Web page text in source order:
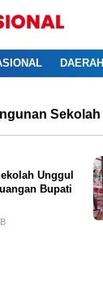
DAERAH
Sekolah
Unggul
Bupati